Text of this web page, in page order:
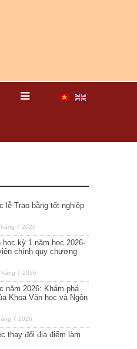
lễ Trao bằng tốt nghiệp
7 2026
kỳ 1 năm học 2026-
chính quy chương
7 2026
năm 2026: Khám phá
Khoa Văn học và Ngôn
7 2026
thay đổi địa điểm làm